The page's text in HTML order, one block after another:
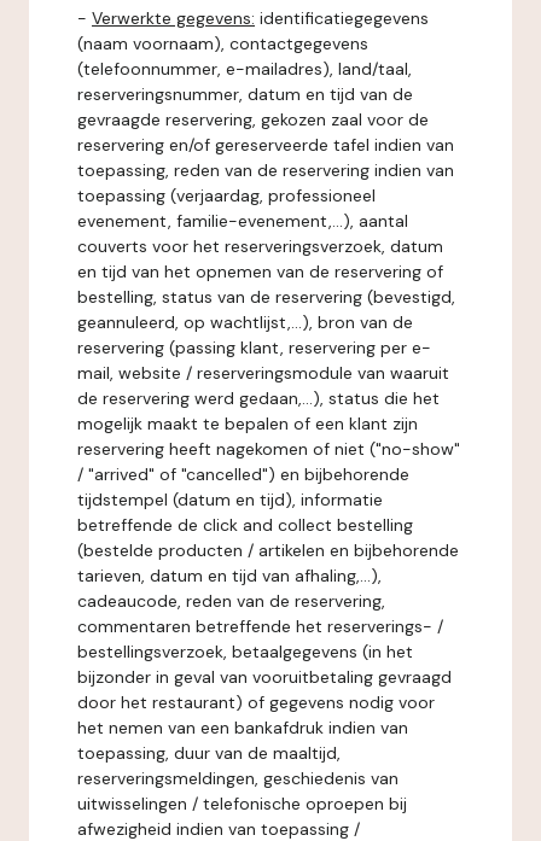
- Verwerkte gegevens: identificatiegegevens
(naam voornaam), contactgegevens
(telefoonnummer, e-mailadres), land/taal,
reserveringsnummer, datum en tijd van de
gevraagde reservering, gekozen zaal voor de
reservering en/of gereserveerde tafel indien van
toepassing, reden van de reservering indien van
toepassing (verjaardag, professioneel
evenement, familie-evenement,...), aantal
couverts voor het reserveringsverzoek, datum
en tijd van het opnemen van de reservering of
bestelling, status van de reservering (bevestigd,
geannuleerd, op wachtlijst,...), bron van de
reservering (passing klant, reservering per e-
mail, website / reserveringsmodule van waaruit
de reservering werd gedaan,...), status die het
mogelijk maakt te bepalen of een klant zijn
reservering heeft nagekomen of niet ("no-show"
/ "arrived" of "cancelled") en bijbehorende
tijdstempel (datum en tijd), informatie
betreffende de click and collect bestelling
(bestelde producten / artikelen en bijbehorende
tarieven, datum en tijd van afhaling,...),
cadeaucode, reden van de reservering,
commentaren betreffende het reserverings- /
bestellingsverzoek, betaalgegevens (in het
bijzonder in geval van vooruitbetaling gevraagd
door het restaurant) of gegevens nodig voor
het nemen van een bankafdruk indien van
toepassing, duur van de maaltijd,
reserveringsmeldingen, geschiedenis van
uitwisselingen / telefonische oproepen bij
afwezigheid indien van toepassing /